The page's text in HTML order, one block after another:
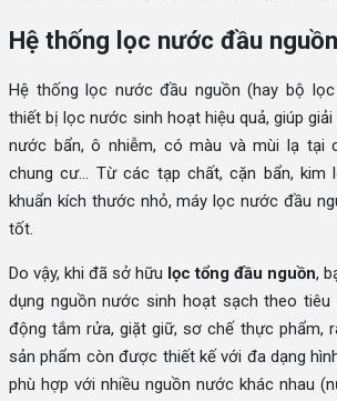
Hệ thống lọc nước đầu
Hệ thống lọc nước đầu nguồn (hay bộ
thiết bị lọc nước sinh hoạt hiệu quả, giúp
nước bẩn, ô nhiễm, có màu và mùi lạ tại
chung cư… Từ các tạp chất, cặn bẩn, kim
khuẩn kích thước nhỏ, máy lọc nước đầu
tốt.
Do vậy, khi đã sở hữu lọc tổng đầu nguồn,
dụng nguồn nước sinh hoạt sạch theo
động tắm rửa, giặt giữ, sơ chế thực phẩm,
sản phẩm còn được thiết kế với đa dạng
phù hợp với nhiều nguồn nước khác nhau